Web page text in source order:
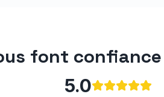
font confiance
5.0